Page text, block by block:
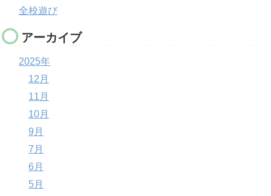
全校遊び
アーカイブ
2025年
12月
11月
10月
9月
7月
6月
5月